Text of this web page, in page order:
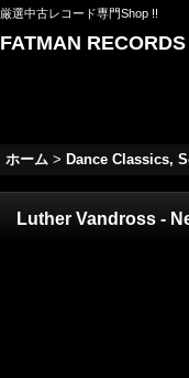
厳選中古レコード専門Shop !!
FATMAN RECORDS
ホーム > Dance Classics,
Luther Vandross -